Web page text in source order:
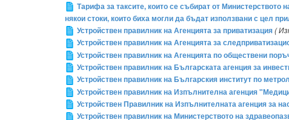
Тарифа за таксите, които се събират от Министерството
някои стоки, които биха могли да бъдат използвани с цел
Устройствен правилник на Агенцията за приватизация(
Устройствен правилник на Агенцията за
Устройствен правилник на Агенцията по обществени
Устройствен правилник на Българската агенция за
Устройствен правилник на Българския институт по
Устройствен правилник на Изпълнителна агенция
Устройствен Правилник на Изпълнителната агенция за
Устройствен правилник на Министерството на